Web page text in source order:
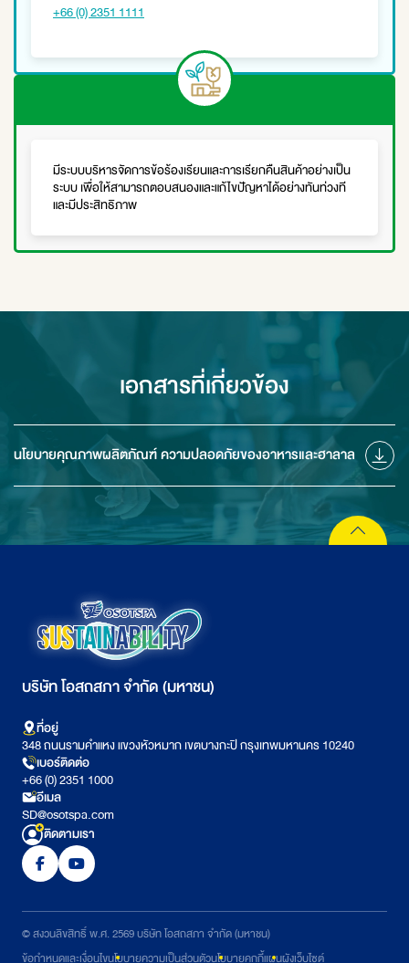
+66 (0) 2351 1111
มีระบบบริหารจัดการข้อร้องเรียนและการเรียกคืนสินค้าอย่างเป็น
ระบบ เพื่อให้สามารถตอบสนองและแก้ไขปัญหาได้อย่างทันท่วงที
และมีประสิทธิภาพ
เอกสารที่เกี่ยวข้อง
นโยบายคุณภาพผลิตภัณฑ์ ความปลอดภัยของอาหารและฮาลาล
บริษัท โอสถสภา จำกัด (มหาชน)
ที่อยู่
348 ถนนรามคำแหง แขวงหัวหมาก เขตบางกะปิ กรุงเทพมหานคร 10240
เบอร์ติดต่อ
+66 (0) 2351 1000
อีเมล
SD@osotspa.com
ติดตามเรา
© สงวนลิขสิทธิ์ พ.ศ. 2569 บริษัท โอสถสภา จำกัด (มหาชน)
ข้อกำหนดและเงื่อนไขนโยบายความเป็นส่วนตัวนโยบายคุกกี้แผนผังเว็บไซต์